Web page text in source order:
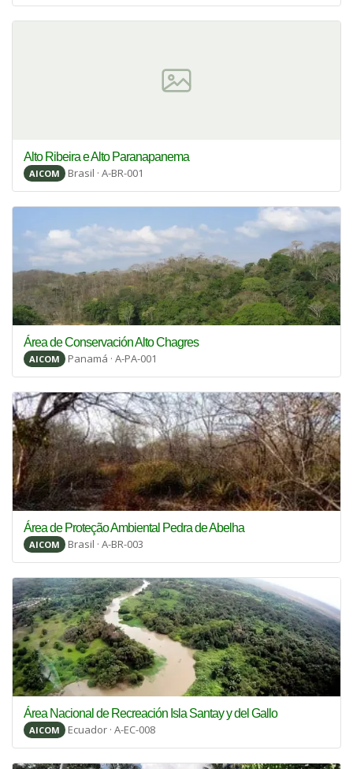
Alto Ribeira e Alto Paranapanema
AICOM Brasil · A-BR-001
Área de Conservación Alto Chagres
AICOM Panamá · A-PA-001
Área de Proteção Ambiental Pedra de Abelha
AICOM Brasil · A-BR-003
Área Nacional de Recreación Isla Santay y del Gallo
AICOM Ecuador · A-EC-008